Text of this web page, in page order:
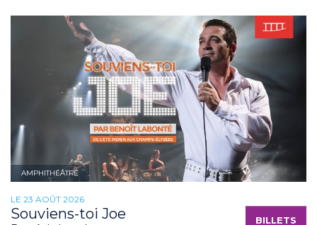
AMPHITHÉÂTRE
LE 23 AOÛT 2026
Souviens-toi Joe BILLETS